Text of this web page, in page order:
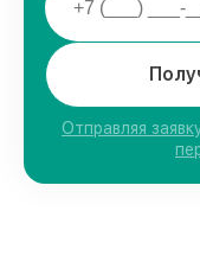
Отправляя